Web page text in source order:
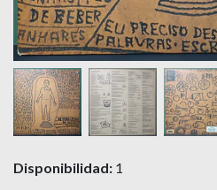
Disponibilidad: 1